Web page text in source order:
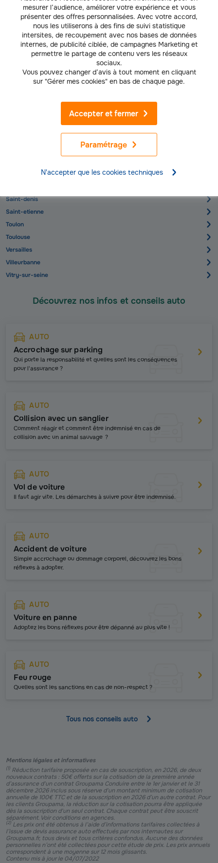
mesurer l’audience, améliorer votre expérience et vous
présenter des offres personnalisées. Avec votre accord,
nous les utiliserons à des fins de suivi statistique
intersites, de recoupement avec nos bases de données
internes, de publicité ciblée, de campagnes Marketing et
permettre le partage de contenu vers les réseaux
sociaux.
Vous pouvez changer d’avis à tout moment en cliquant
sur "Gérer mes cookies" en bas de chaque page.
Paramétrage
Accepter et fermer
N'accepter que les cookies techniques
Limoges
Marseille
Nanterre
Saint-denis
Saint-etienne
Toulon
Toulouse
Versailles
Villeurbanne
Vitry-sur-seine
Découvrez nos infos et conseils auto
AUTO
Accrochage sur parking
Qui porte la responsabilité et quelles sont les conséquences
pour l'assurance ?
AUTO
Collision avec un sanglier
Comment réagir et comment être indemnisé en cas de
collision avec un animal sauvage ?
AUTO
Vol de voiture
Il faut agir vite. Les démarches à suivre pour être indemnisé.
AUTO
Accident de voiture
Simple accrochage ou dommage corporel, découvrez les bons
réflexes à adopter.
AUTO
Voiture en panne
Adoptez les bons réflexes pour être dépanné au plus vite !
AUTO
Feu rouge
Quelles sont les sanctions en cas de non-respect ?
Tous nos conseils auto
Mentions légales et informatives
(1) Réduction tarifaire proposée en cas de souscription, en 2026, de deux
nouveaux contrats : 50€ offerts sur la cotisation de la première année
d’assurance d'un contrat Groupama Conduire entre le 1er janvier et le 31
décembre 2026 inclus sous réserve d'un montant minimum de cotisation
annuelle de 100€ TTC et de la souscription en 2026 d’un autre contrat. Pour
les clients Groupama, la réduction sur la cotisation pourra être appliquée
dès la souscription d'un seul contrat. Chaque contrat peut être souscrit
séparément. Voir conditions en agences.
(2) Les prix ont été obtenus à l’aide d’informations tarifaires collectées à
l’issue de devis assurance auto effectués par nos internautes sur
Groupama.fr, tous devis et tous critères confondus. Aucune des données
personnelles n’ont été collectées pour cette étude de prix. Les prix annuels
correspondent à une moyenne sur 12 mois glissants.
Contenu mis à jour le 04/07/2022